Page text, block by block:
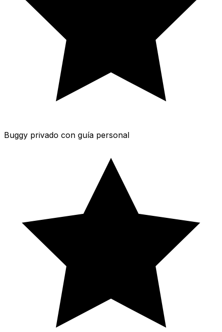
Buggy privado con guía personal